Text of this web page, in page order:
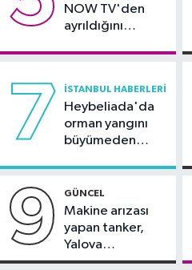
NOW TV'den
ayrıldığını
7 İSTANBUL HABERLERI
Heybeliada'da
orman yangını
büyümeden
9 GÜNCEL
Makine arızası
yapan tanker,
Yalova
Demirleme